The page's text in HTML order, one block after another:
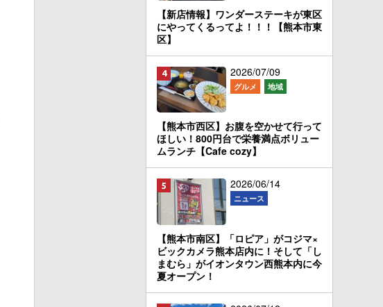
【新店情報】ワンダーステーキが東区
にやってくるってよ！！！【熊本市東
区】
2026/07/09
グルメ 地域
【熊本市西区】お腹を空かせて行って
ほしい！800円台で栄養満点ボリュー
ムランチ【Cafe cozy】
2026/06/14
ニュース
【熊本市南区】「ロピア」がコジマ×
ビックカメラ熊本店内に！そして「し
まむら」がイオンタウン西熊本内に今
夏オープン！